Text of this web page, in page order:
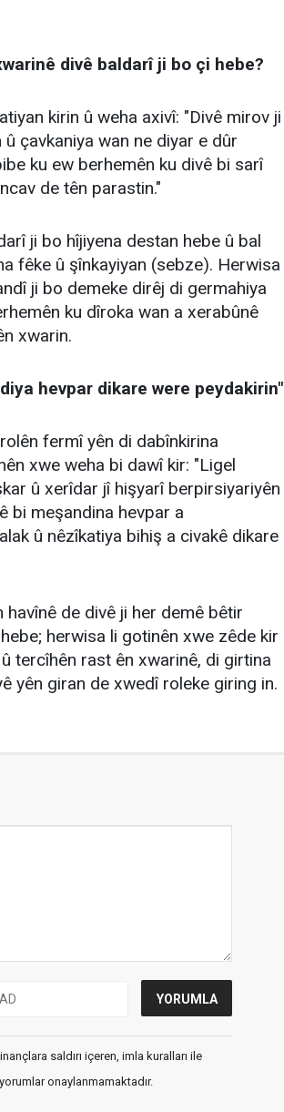
divê baldarî ji bo çi hebe?
kirin û weha axivî: "Divê mirov ji
çavkaniya wan ne diyar e dûr
ku ew berhemên ku divê bi sarî
de tên parastin."
ji bo hîjiyena destan hebe û bal
fêke û şînkayiyan (sebze). Herwisa
ji bo demeke dirêj di germahiya
ku dîroka wan a xerabûnê
xwarin.
hevpar dikare were peydakirin"
fermî yên di dabînkirina
xwe weha bi dawî kir: "Ligel
û xerîdar jî hişyarî berpirsiyariyên
bi meşandina hevpar a
û nêzîkatiya bihiş a civakê dikare
de divê ji her demê bêtir
herwisa li gotinên xwe zêde kir
tercîhên rast ên xwarinê, di girtina
yên giran de xwedî roleke giring in.
saldırı içeren, imla kuralları ile
onaylanmamaktadır.